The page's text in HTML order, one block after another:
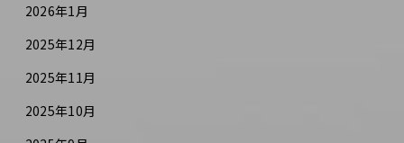
2026年1月
2025年12月
2025年11月
2025年10月